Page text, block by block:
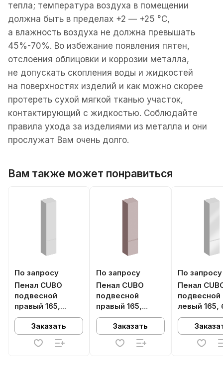
тепла; температура воздуха в помещении
должна быть в пределах +2 — +25 °С,
а влажность воздуха не должна превышать
45%-70%. Во избежание появления пятен,
отслоения облицовки и коррозии металла,
не допускать скопления воды и жидкостей
на поверхностях изделий и как можно скорее
протереть сухой мягкой тканью участок,
контактирующий с жидкостью. Соблюдайте
правила ухода за изделиями из металла и они
прослужат Вам очень долго.
Вам также может понравиться
По запросу
Пенал CUBO
подвесной
правый 165,
белый глянцевый
Заказать
По запросу
Пенал CUBO
подвесной
правый 165,
мальва матовый
Заказать
По запросу
Пенал
подвесной
левый 165,
глянцевый